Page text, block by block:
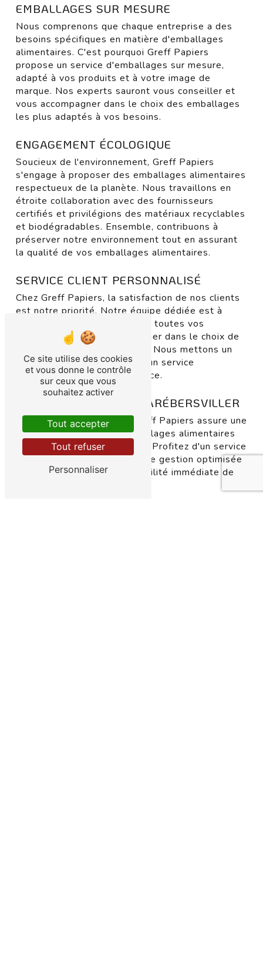
EMBALLAGES SUR MESURE
Nous comprenons que chaque entreprise a des
besoins spécifiques en matière d'emballages
alimentaires. C'est pourquoi Greff Papiers
propose un service d'emballages sur mesure,
adapté à vos produits et à votre image de
marque. Nos experts sauront vous conseiller et
vous accompagner dans le choix des emballages
les plus adaptés à vos besoins.
ENGAGEMENT ÉCOLOGIQUE
Soucieux de l'environnement, Greff Papiers
s'engage à proposer des emballages alimentaires
respectueux de la planète. Nous travaillons en
étroite collaboration avec des fournisseurs
certifiés et privilégions des matériaux recyclables
et biodégradables. Ensemble, contribuons à
préserver notre environnement tout en assurant
la qualité de vos emballages alimentaires.
SERVICE CLIENT PERSONNALISÉ
Chez Greff Papiers, la satisfaction de nos clients
est notre priorité. Notre équipe dédiée est à
votre écoute pour répondre à toutes vos
questions et vous accompagner dans le choix de
vos emballages alimentaires. Nous mettons un
point d'honneur à vous offrir un service
personnalisé, rapide et efficace.
LIVRAISON RAPIDE À FARÉBERSVILLER
Pour vous faciliter la vie, Greff Papiers assure une
livraison rapide de vos emballages alimentaires
directement à Farébersviller. Profitez d'un service
logistique performant et d'une gestion optimisée
des stocks pour une disponibilité immédiate de
Ce site utilise des cookies
et vous donne le contrôle
sur ceux que vous
souhaitez activer
Tout accepter
Tout refuser
Personnaliser